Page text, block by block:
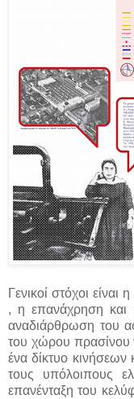
Γενικοί στόχοι
, η επανάχρηση και
αναδιάρθρωση του
του χώρου πρασίνου
ένα δίκτυο
τους υπόλοιπους
επανένταξη του